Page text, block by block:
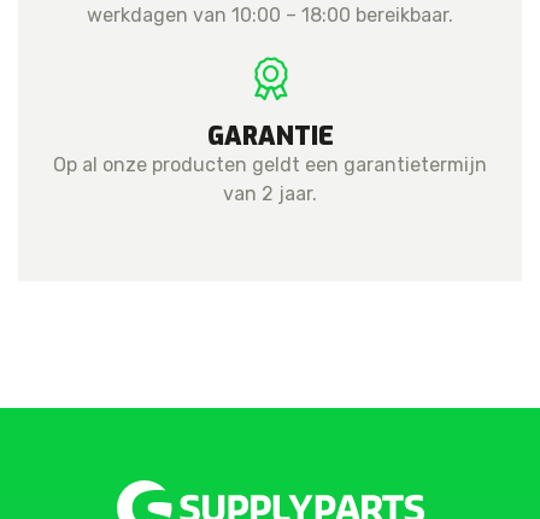
werkdagen van 10:00 – 18:00 bereikbaar.
GARANTIE
Op al onze producten geldt een garantietermijn
van 2 jaar.